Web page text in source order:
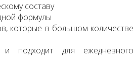
составу
формулы
которые в большом количестве
подходит для ежедневного